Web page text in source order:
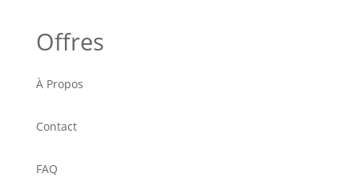
Offres
À Propos
Contact
FAQ